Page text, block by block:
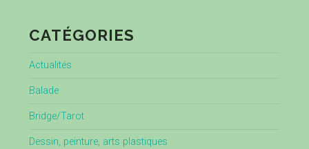
CATÉGORIES
Actualités
Balade
Bridge/Tarot
Dessin, peinture, arts plastiques